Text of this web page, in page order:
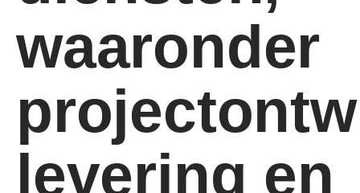
waaronder
levering en